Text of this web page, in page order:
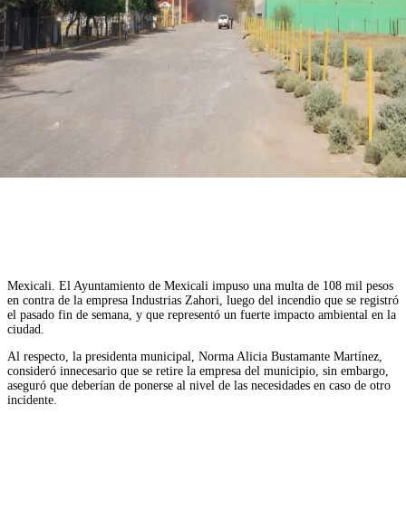
Mexicali. El Ayuntamiento de Mexicali impuso una multa de 108 mil pesos
en contra de la empresa Industrias Zahori, luego del incendio que se registró
el pasado fin de semana, y que representó un fuerte impacto ambiental en la
ciudad.
Al respecto, la presidenta municipal, Norma Alicia Bustamante Martínez,
consideró innecesario que se retire la empresa del municipio, sin embargo,
aseguró que deberían de ponerse al nivel de las necesidades en caso de otro
incidente.